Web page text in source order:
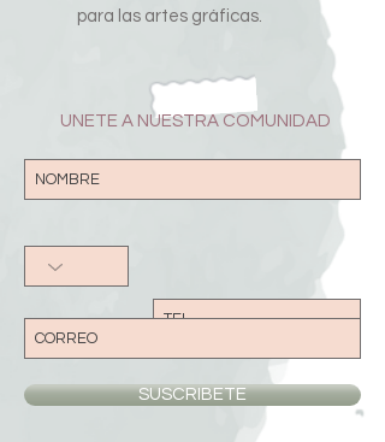
para las artes gráficas.
UNETE A NUESTRA COMUNIDAD
SUSCRIBETE